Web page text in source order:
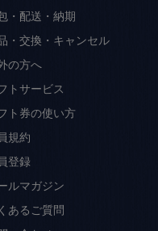
・配送・納期
・交換・キャンセル
の方へ
トサービス
ト券の使い方
規約
登録
ルマガジン
あるご質問